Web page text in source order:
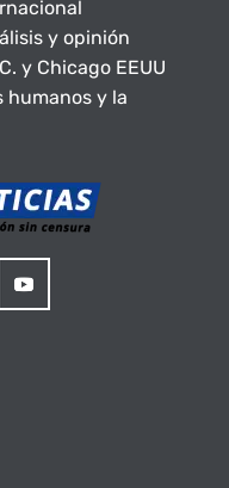
y opinión
y Chicago EEUU
humanos y la